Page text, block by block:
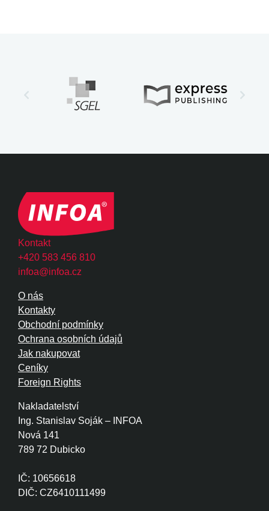
Kontakt
+420 583 456 810
infoa@infoa.cz
Nakladatelství
Ing. Stanislav Soják – INFOA
Nová 141
789 72 Dubicko
IČ: 10656618
DIČ: CZ6410111499
O nás
Kontakty
Obchodní podmínky
Ochrana osobních údajů
Jak nakupovat
Ceníky
Foreign Rights